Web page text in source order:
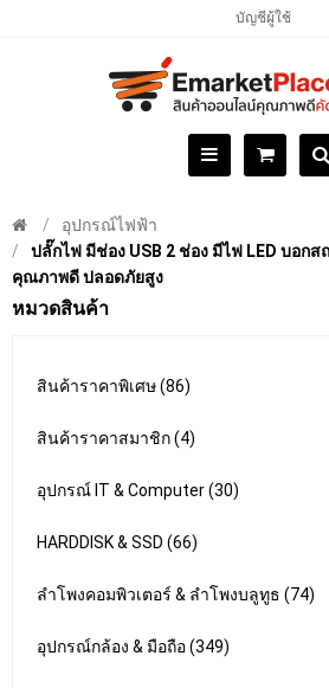
บัญชีผู้ใช้
อุปกรณ์ไฟฟ้า
ปลั๊กไฟ มีช่อง USB 2 ช่อง มีไฟ LED บอก
คุณภาพดี ปลอดภัยสูง
หมวดสินค้า
สินค้าราคาพิเศษ (86)
สินค้าราคาสมาชิก (4)
อุปกรณ์ IT & Computer (30)
HARDDISK & SSD (66)
ลำโพงคอมพิวเตอร์ & ลำโพงบลูทูธ (74)
อุปกรณ์กล้อง & มือถือ (349)